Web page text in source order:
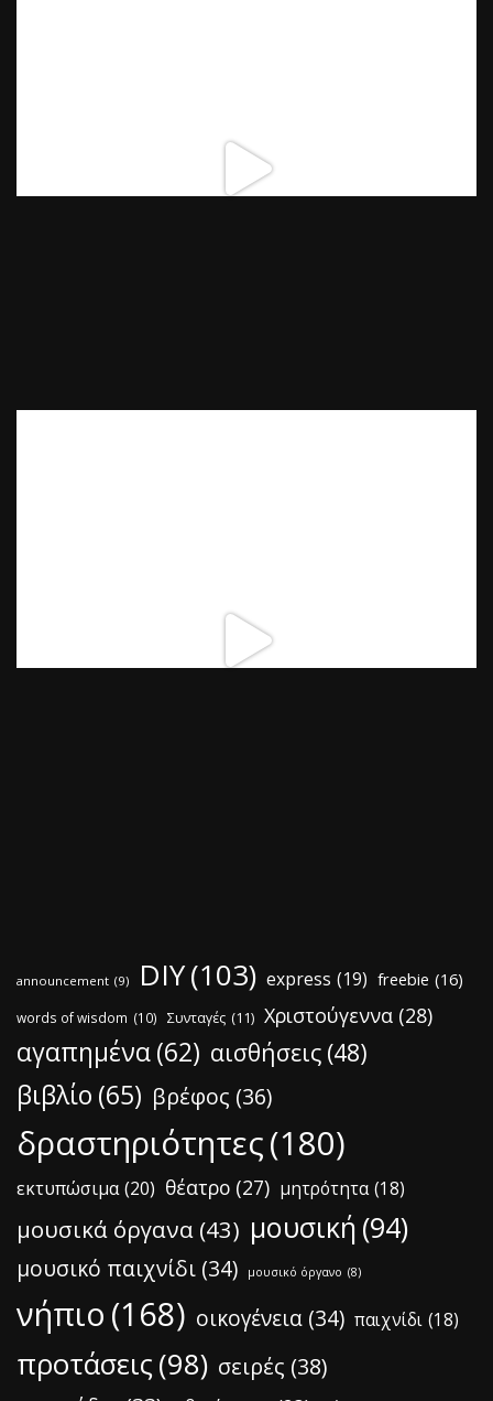
announcement (9) DIY(103) express (19) freebie (16)
words of wisdom (10) Συνταγές (11) Χριστούγεννα (28)
αγαπημένα(62) αισθήσεις (48)
βιβλίο (65) βρέφος (36)
δραστηριότητες(180)
εκτυπώσιμα (20) θέατρο (27) μητρότητα (18)
μουσικά όργανα (43) μουσική (94)
μουσικό παιχνίδι (34) μουσικό όργανο (8)
νήπιο (168) οικογένεια (34) παιχνίδι (18)
προτάσεις (98) σειρές (38)